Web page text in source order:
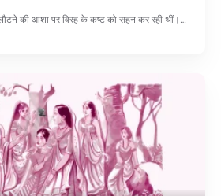
की आशा पर विरह के कष्ट को सहन कर रही थीं।…